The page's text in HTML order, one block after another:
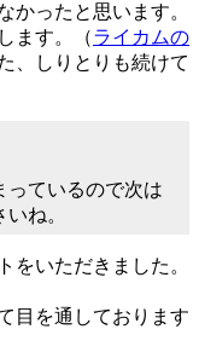
かったと思います。
ます。（ライカムの
、しりとりも続けて
っているので次は
ね。
をいただきました。
目を通しております